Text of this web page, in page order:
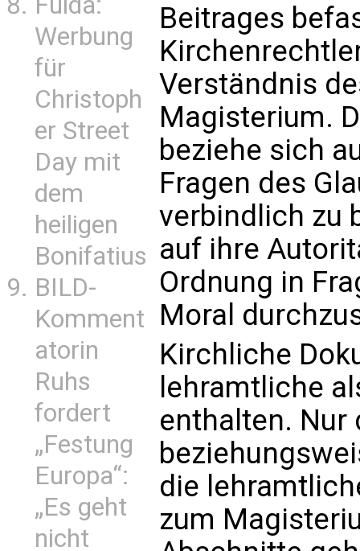
Werbung
für
Christoph
er Street
Day mit
dem
heiligen
Bonifatius
BILD-
Komment
atorin
Ruhs
fordert
„Festung
Europa“:
„Es geht
nicht
Beitrages
Verständnis
Magisterium.
beziehe sich
Fragen des
verbindlich zu
auf ihre
Ordnung in
Moral
Kirchliche
lehramtliche
enthalten. Nur
die
zum